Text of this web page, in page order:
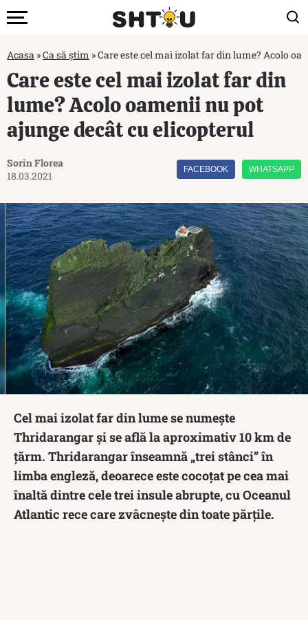
Acasa »Ca să știm »Care este cel mai izolat far din lume? Acolo
Care este cel mai izolat far din
lume? Acolo oamenii nu pot
ajunge decât cu elicopterul
Sorin Florea
18.03.2021
FACEBOOK WHATSAPP
Cel mai izolat far din lume se numește
Thridarangar și se află la aproximativ 10 km de
țărm. Thridarangar înseamnă „trei stânci” în
limba engleză, deoarece este cocoțat pe cea mai
înaltă dintre cele trei insule abrupte, cu Oceanul
Atlantic rece care zvâcnește din toate părțile.